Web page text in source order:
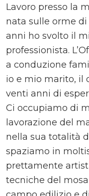
Lavoro presso la
nata sulle orme
anni ho svolto il
professionista.
a conduzione
io e mio marito, il
venti anni di
Ci occupiamo di
lavorazione del
nella sua totalità
spaziamo in
prettamente
tecniche del